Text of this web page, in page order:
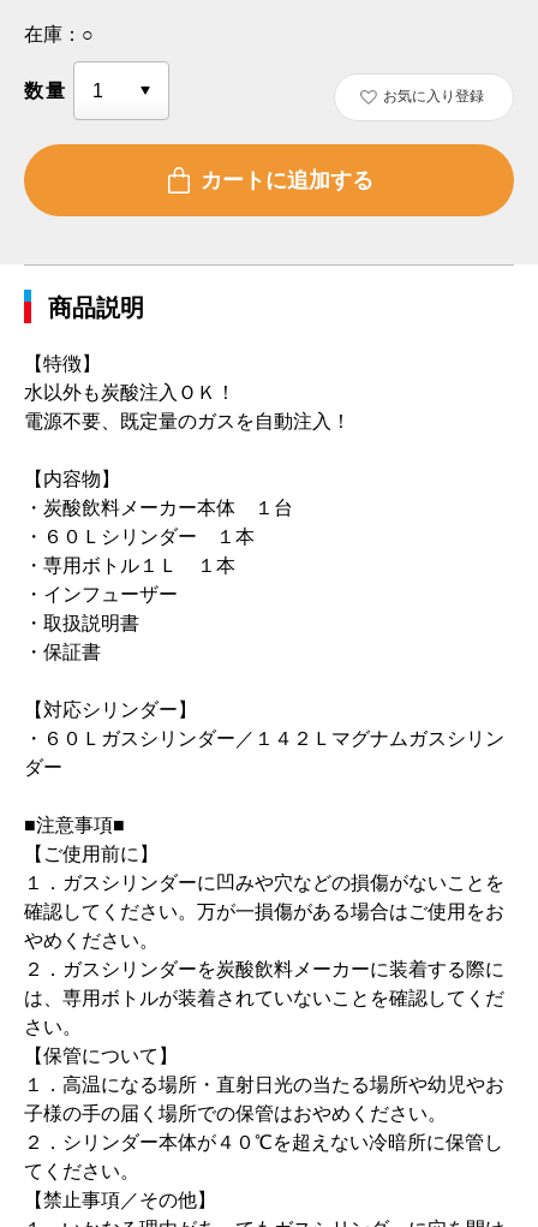
在庫： ○
数量 お気に入り登録
商品説明
【特徴】
水以外も炭酸注入ＯＫ！
電源不要、既定量のガスを自動注入！
【内容物】
・炭酸飲料メーカー本体 １台
・６０Ｌシリンダー １本
・専用ボトル１Ｌ １本
・インフューザー
・取扱説明書
・保証書
【対応シリンダー】
・６０Ｌガスシリンダー／１４２Ｌマグナムガスシリン
ダー
■注意事項■
【ご使用前に】
１．ガスシリンダーに凹みや穴などの損傷がないことを
確認してください。万が一損傷がある場合はご使用をお
やめください。
２．ガスシリンダーを炭酸飲料メーカーに装着する際に
は、専用ボトルが装着されていないことを確認してくだ
さい。
【保管について】
１．高温になる場所・直射日光の当たる場所や幼児やお
子様の手の届く場所での保管はおやめください。
２．シリンダー本体が４０℃を超えない冷暗所に保管し
てください。
【禁止事項／その他】